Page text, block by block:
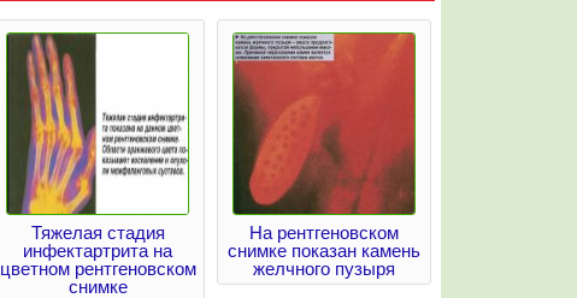
Тяжелая стадия
инфектартрита на
цветном рентгеновском
снимке
На рентгеновском
снимке показан камень
желчного пузыря